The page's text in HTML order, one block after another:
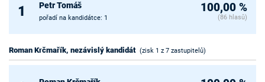
1 Petr Tomáš
pořadí na kandidátce: 1
100,00 %
(86 hlasů)
Roman Krčmařík, nezávislý kandidát (zisk 1 z 7 zastupitelů)